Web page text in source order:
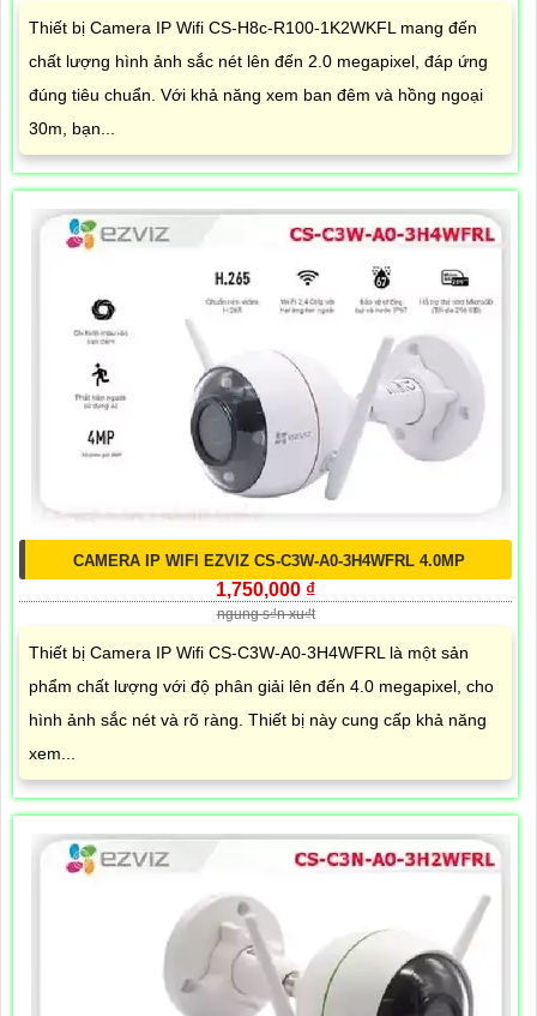
Thiết bị Camera IP Wifi CS-H8c-R100-1K2WKFL mang đến
chất lượng hình ảnh sắc nét lên đến 2.0 megapixel, đáp ứng
đúng tiêu chuẩn. Với khả năng xem ban đêm và hồng ngoại
30m, bạn...
CAMERA IP WIFI EZVIZ CS-C3W-A0-3H4WFRL 4.0MP
1,750,000 ₫
ngung s₫n xu₫t
Thiết bị Camera IP Wifi CS-C3W-A0-3H4WFRL là một sản
phẩm chất lượng với độ phân giải lên đến 4.0 megapixel, cho
hình ảnh sắc nét và rõ ràng. Thiết bị này cung cấp khả năng
xem...